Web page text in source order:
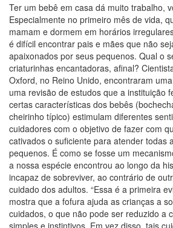
Ter um bebê em casa dá muito trabalho,
Especialmente no primeiro mês de vida,
mamam e dormem em horários
é difícil encontrar pais e mães que não
apaixonados por seus pequenos. Qual o
criaturinhas encantadoras, afinal?
Oxford, no Reino Unido, encontraram
uma revisão de estudos que a instituição
certas características dos bebês
cheirinho típico) estimulam diferentes
cuidadores com o objetivo de fazer com
cativados o suficiente para atender todas
pequenos. É como se fosse um
a nossa espécie encontrou ao longo da
incapaz de sobreviver, ao contrário de
cuidado dos adultos. “Essa é a primeira
mostra que a fofura ajuda as crianças a
cuidados, o que não pode ser reduzido a
simples e instintivos. Em vez disso, tais